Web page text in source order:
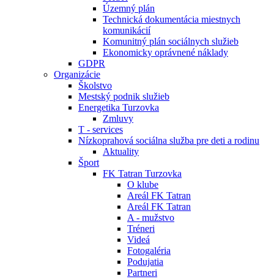
Územný plán
Technická dokumentácia miestnych
komunikácií
Komunitný plán sociálnych služieb
Ekonomicky oprávnené náklady
GDPR
Organizácie
Školstvo
Mestský podnik služieb
Energetika Turzovka
Zmluvy
T - services
Nízkoprahová sociálna služba pre deti a rodinu
Aktuality
Šport
FK Tatran Turzovka
O klube
Areál FK Tatran
Areál FK Tatran
A - mužstvo
Tréneri
Videá
Fotogaléria
Podujatia
Partneri